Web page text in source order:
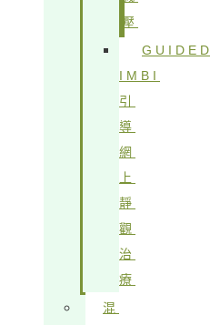
壓
GUIDED
IMBI
引
導
網
上
靜
觀
治
療
混